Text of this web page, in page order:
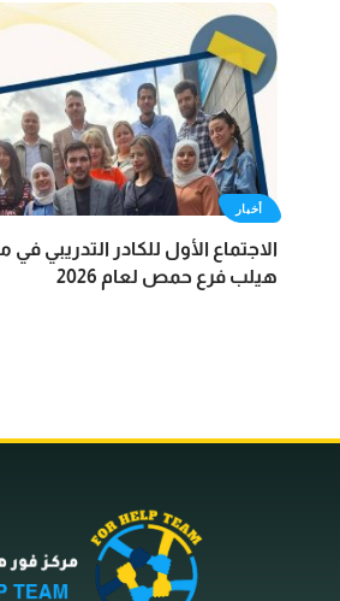
أخبار
الاجتماع الأول للكادر التدريبي في
هيلب فرع حمص لعام 2026